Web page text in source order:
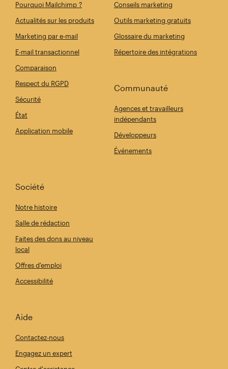
Pourquoi Mailchimp ?
Actualités sur les produits
Marketing par e-mail
E-mail transactionnel
Comparaison
Respect du RGPD
Sécurité
État
Application mobile
Conseils marketing
Outils marketing gratuits
Glossaire du marketing
Répertoire des intégrations
Communauté
Agences et travailleurs
indépendants
Développeurs
Événements
Société
Notre histoire
Salle de rédaction
Faites des dons au niveau
local
Offres d'emploi
Accessibilité
Aide
Contactez-nous
Engagez un expert